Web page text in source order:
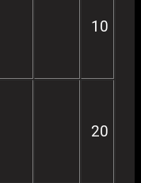
10
20